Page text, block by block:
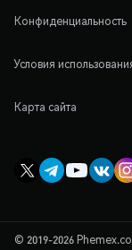
Конфиденциальность
Условия
Карта сайта
© 2019-2026